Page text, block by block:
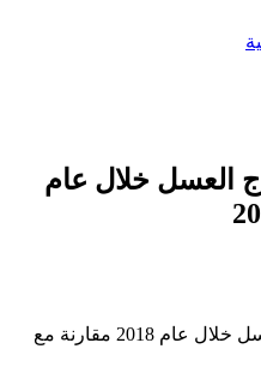
العسل خلال عام
57.5 % ارتفاع كمية إنتاج العسل خلال عام 2018 مقارنة مع